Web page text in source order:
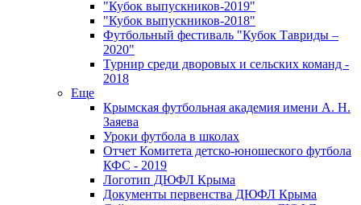
"Кубок выпускников-2019"
"Кубок выпускников-2018"
Футбольный фестиваль "Кубок Тавриды –
2020"
Турнир среди дворовых и сельских команд -
2018
Еще
Крымская футбольная академия имени А. Н.
Заяева
Уроки футбола в школах
Отчет Комитета детско-юношеского футбола
КФС - 2019
Логотип ДЮФЛ Крыма
Документы первенства ДЮФЛ Крыма